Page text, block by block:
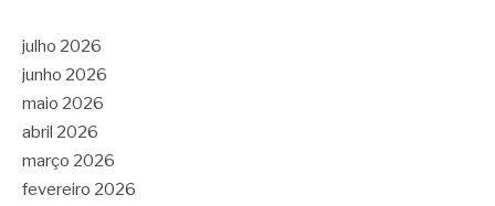
julho 2026
junho 2026
maio 2026
abril 2026
março 2026
fevereiro 2026